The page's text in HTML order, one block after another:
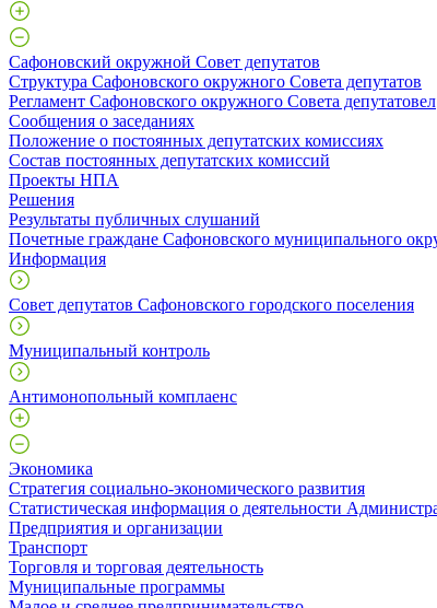
Сафоновский окружной Совет депутатов
Структура Сафоновского окружного Совета депутатов
Регламент Сафоновского окружного Совета депутатовел
Сообщения о заседаниях
Положение о постоянных депутатских комиссиях
Состав постоянных депутатских комиссий
Проекты НПА
Решения
Результаты публичных слушаний
Почетные граждане Сафоновского муниципального
Информация
Совет депутатов Сафоновского городского поселения
Муниципальный контроль
Антимонопольный комплаенс
Экономика
Стратегия социально-экономического развития
Статистическая информация о деятельности
Предприятия и организации
Транспорт
Торговля и торговая деятельность
Муниципальные программы